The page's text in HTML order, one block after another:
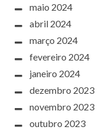
maio 2024
abril 2024
março 2024
fevereiro 2024
janeiro 2024
dezembro 2023
novembro 2023
outubro 2023